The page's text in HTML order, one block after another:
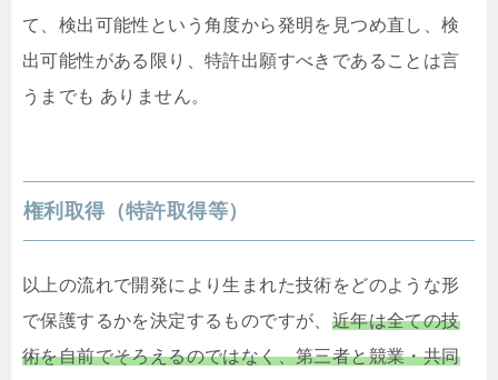
て、検出可能性という角度から発明を見つめ直し、検
出可能性がある限り、特許出願すべきであることは言
うまでも ありません。
権利取得（特許取得等）
以上の流れで開発により生まれた技術をどのような形
で保護するかを決定するものですが、 近年は全ての技
術を自前でそろえるのではなく、第三者と競業・共同